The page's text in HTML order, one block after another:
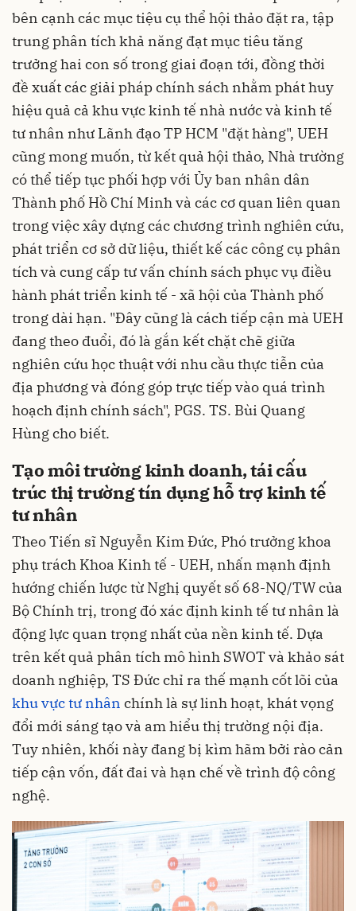
bên cạnh các mục tiệu cụ thể hội thảo đặt ra, tập
trungphân tích khả năng đạt mục tiêu tăng
trưởng hai con số trong giai đoạn tới, đồng thời
đề xuất các giải pháp chính sách nhằm phát huy
hiệu quả cả khu vực kinh tế nhà nước và kinh tế
tư nhân như Lãnh đạo TP HCM "đặt hàng", UEH
cũng mong muốn, từ kết quả hội thảo, Nhà trường
có thể tiếp tục phối hợp với Ủy ban nhân dân
Thành phố Hồ Chí Minh và các cơ quan liên quan
trong việc xây dựng các chương trình nghiên cứu,
phát triển cơ sở dữ liệu, thiết kế các công cụ phân
tích và cung cấp tư vấn chính sách phục vụ điều
hành phát triển kinh tế - xã hội của Thành phố
trong dài hạn. "Đây cũng là cách tiếp cận mà UEH
đang theo đuổi, đó là gắn kết chặt chẽ giữa
nghiên cứu học thuật với nhu cầu thực tiễn của
địa phương và đóng góp trực tiếp vào quá trình
hoạch định chính sách", PGS. TS. Bùi Quang
Hùng cho biết.
Tạo môi trường kinh doanh, tái cấu
trúc thị trường tín dụng hỗ trợ kinh tế
tư nhân
Theo Tiến sĩ Nguyễn Kim Đức, Phó trưởng khoa
phụ trách Khoa Kinh tế - UEH, nhấn mạnh định
hướng chiến lược từ Nghị quyết số 68-NQ/TW của
Bộ Chính trị, trong đó xác định kinh tế tư nhân là
động lực quan trọng nhất của nền kinh tế. Dựa
trên kết quả phân tích mô hình SWOT và khảo sát
doanh nghiệp, TS Đức chỉ ra thế mạnh cốt lõi của
khu vực tư nhân chính là sự linh hoạt, khát vọng
đổi mới sáng tạo và am hiểu thị trường nội địa.
Tuy nhiên, khối này đang bị kìm hãm bởi rào cản
tiếp cận vốn, đất đai và hạn chế về trình độ công
nghệ.